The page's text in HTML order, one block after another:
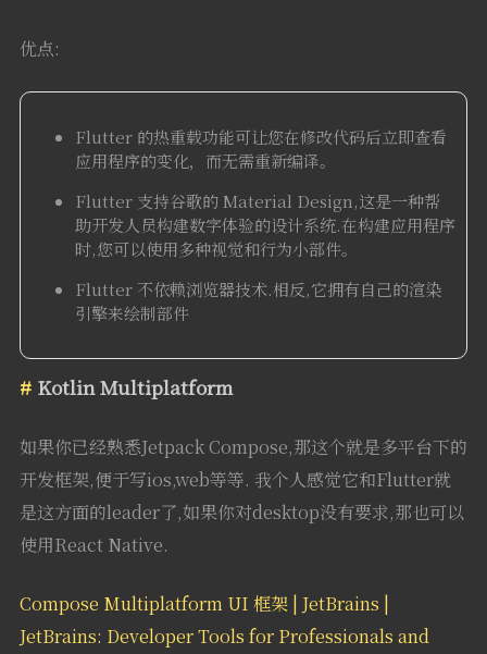
优点:
Flutter 的热重载功能可让您在修改代码后立即查看
应用程序的变化，而无需重新编译。
Flutter 支持谷歌的 Material Design,这是一种帮
助开发人员构建数字体验的设计系统.在构建应用程序
时,您可以使用多种视觉和行为小部件。
Flutter 不依赖浏览器技术.相反,它拥有自己的渲染
引擎来绘制部件
Kotlin Multiplatform
如果你已经熟悉Jetpack Compose,那这个就是多平台下的
开发框架,便于写ios,web等等. 我个人感觉它和Flutter就
是这方面的leader了,如果你对desktop没有要求,那也可以
使用React Native.
Compose Multiplatform UI 框架 | JetBrains |
JetBrains: Developer Tools for Professionals and